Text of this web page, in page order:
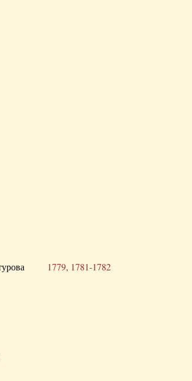
1779, 1781-1782